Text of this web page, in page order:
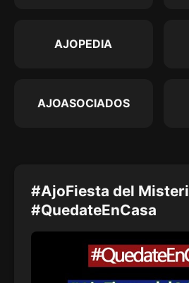
AJOPEDIA
AJOASOCIADOS
#AjoFiesta del
#QuedateEnCasa